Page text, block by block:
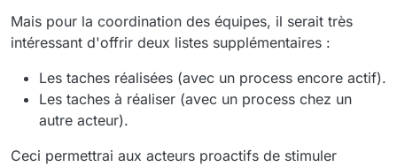
Mais pour la coordination des équipes, il serait très
intéressant d'offrir deux listes supplémentaires :
Les taches réalisées (avec un process encore actif).
Les taches à réaliser (avec un process chez un
autre acteur).
Ceci permettrai aux acteurs proactifs de stimuler